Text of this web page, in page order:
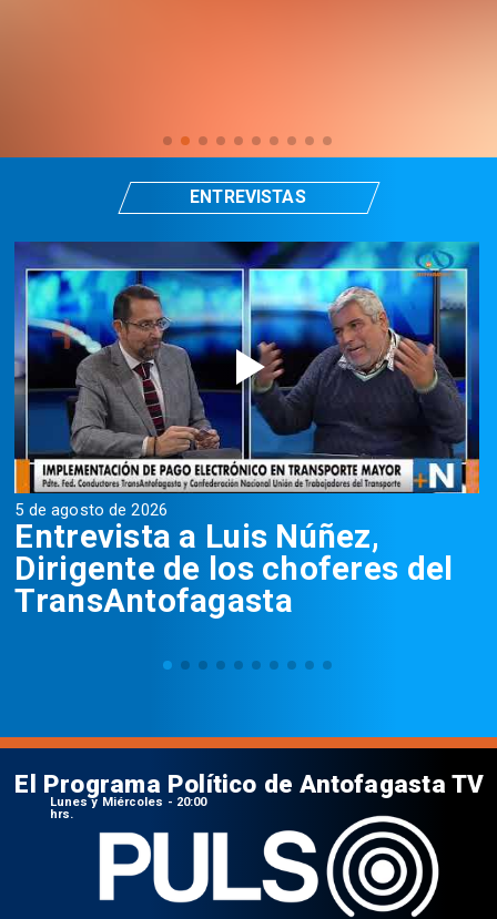
5 de agosto de 2026
Entrevista a Luis Núñez,
Dirigente de los choferes del
TransAntofagasta
ENTREVISTAS
El Programa Político de Antofagasta TV
Lunes y Miércoles - 20:00
hrs.